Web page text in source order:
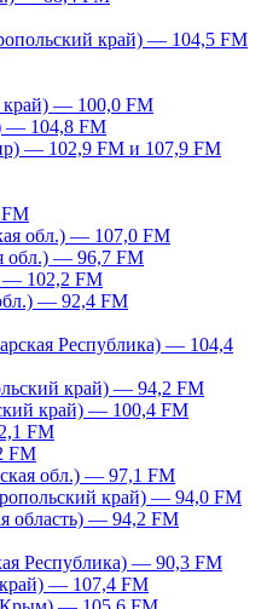
край) — 104,5 FM
край) — 100,0 FM
— 104,8 FM
— 102,9 FM и 107,9 FM
обл.) — 107,0 FM
обл.) — 96,7 FM
— 102,2 FM
— 92,4 FM
Республика) — 104,4
край) — 94,2 FM
край) — 100,4 FM
FM
FM
обл.) — 97,1 FM
край) — 94,0 FM
область) — 94,2 FM
Республика) — 90,3 FM
— 107,4 FM